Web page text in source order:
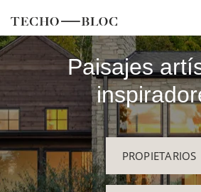
Paisajes
PROPIETARIOS